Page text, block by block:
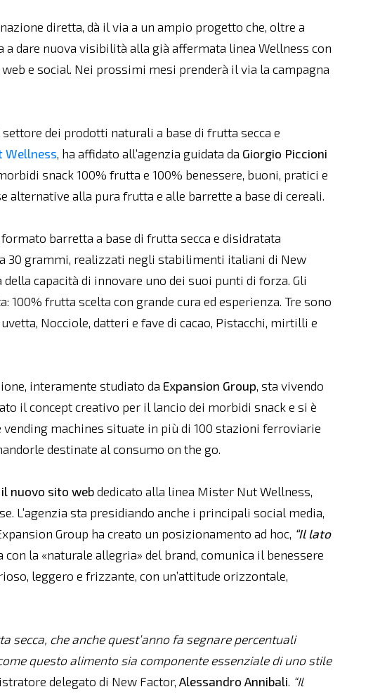
diretta, dà il via a un ampio progetto che, oltre a
a dare nuova visibilità alla già affermata linea Wellness con
e social. Nei prossimi mesi prenderà il via la campagna
dei prodotti naturali a base di frutta secca e
Wellness, ha affidato all’agenzia guidata da Giorgio Piccioni
snack 100% frutta e 100% benessere, buoni, pratici e
alternative alla pura frutta e alle barrette a base di cereali.
barretta a base di frutta secca e disidratata
30 grammi, realizzati negli stabilimenti italiani di New
capacità di innovare uno dei suoi punti di forza. Gli
100% frutta scelta con grande cura ed esperienza. Tre sono
Nocciole, datteri e fave di cacao, Pistacchi, mirtilli e
interamente studiato da Expansion Group, sta vivendo
il concept creativo per il lancio dei morbidi snack e si è
machines situate in più di 100 stazioni ferroviarie
destinate al consumo on the go.
nuovo sito webdedicato alla linea Mister Nut Wellness,
L’agenzia sta presidiando anche i principali social media,
Group ha creato un posizionamento ad hoc, “Il lato
con la «naturale allegria» del brand, comunica il benessere
leggero e frizzante, con un’attitude orizzontale,
secca, che anche quest’anno fa segnare percentuali
questo alimento sia componente essenziale di uno stile
delegato di New Factor,Alessandro Annibali. “Il